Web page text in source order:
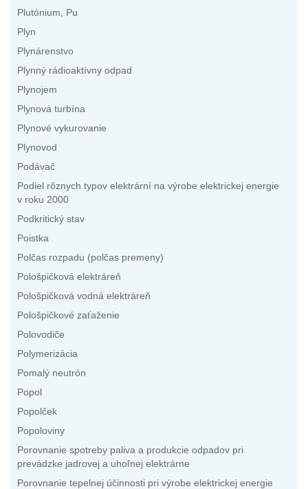
Plutónium, Pu
Plyn
Plynárenstvo
Plynný rádioaktívny odpad
Plynojem
Plynová turbína
Plynové vykurovanie
Plynovod
Podávač
Podiel rôznych typov elektrární na výrobe elektrickej energie
v roku 2000
Podkritický stav
Poistka
Polčas rozpadu (polčas premeny)
Pološpičková elektráreň
Pološpičková vodná elektráreň
Pološpičkové zaťaženie
Polovodiče
Polymerizácia
Pomalý neutrón
Popol
Popolček
Popoloviny
Porovnanie spotreby paliva a produkcie odpadov pri
prevádzke jadrovej a uhoľnej elektrárne
Porovnanie tepelnej účinnosti pri výrobe elektrickej energie